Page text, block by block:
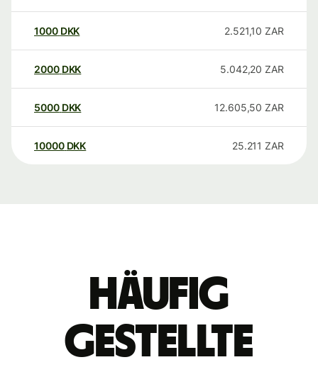
1000 DKK 2.521,10 ZAR
2000 DKK 5.042,20 ZAR
5000 DKK 12.605,50 ZAR
10000 DKK 25.211 ZAR
Häufig
gestellte